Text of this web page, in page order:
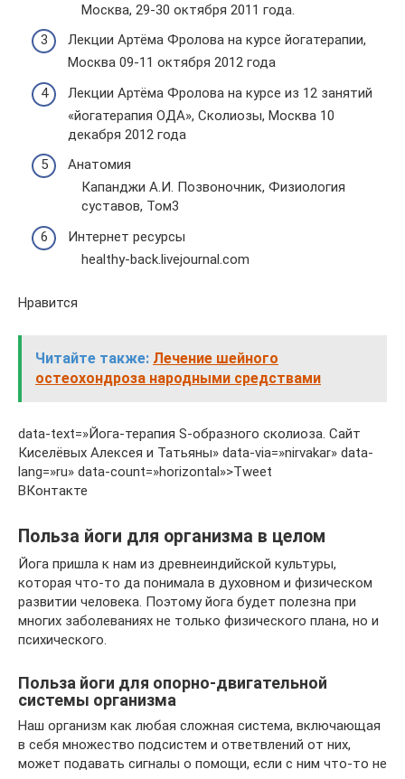
Москва, 29-30 октября 2011 года.
Лекции Артёма Фролова на курсе йогатерапии,
Москва 09-11 октября 2012 года
Лекции Артёма Фролова на курсе из 12 занятий
«йогатерапия ОДА», Сколиозы, Москва 10
декабря 2012 года
Анатомия
Капанджи А.И. Позвоночник, Физиология
суставов, Том3
Интернет ресурсы
healthy-back.livejournal.com
Нравится
Читайте также: Лечение шейного
остеохондроза народными средствами
data-text=»Йога-терапия S-образного сколиоза. Сайт
Киселёвых Алексея и Татьяны» data-via=»nirvakar» data-
lang=»ru» data-count=»horizontal»>Tweet
ВКонтакте
Польза йоги для организма в целом
Йога пришла к нам из древнеиндийской культуры,
которая что-то да понимала в духовном и физическом
развитии человека. Поэтому йога будет полезна при
многих заболеваниях не только физического плана, но и
психического.
Польза йоги для опорно-двигательной
системы организма
Наш организм как любая сложная система, включающая
в себя множество подсистем и ответвлений от них,
может подавать сигналы о помощи, если с ним что-то не